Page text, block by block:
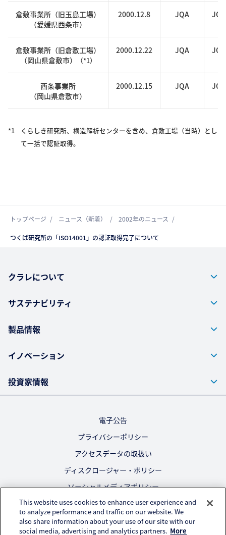
倉敷事業所（旧玉島工場）
（愛媛県西条市）
2000.12.8 JQA
倉敷事業所（旧倉敷工場）
（岡山県倉敷市）
（*1）
2000.12.22 JQA
西条事業所
（岡山県倉敷市）
2000.12.15 JQA
*1
くらしき研究所、構造解析センターを含め、倉敷工場（当時）とし
て一括で認証取得。
トップページ ニュース（新着） 2002年のニュース
つくば研究所の「ISO14001」の認証取得完了について
クラレについて
サステナビリティ
製品情報
イノベーション
投資家情報
電子公告
プライバシーポリシー
アクセスデータの取扱い
ディスクロージャー・ポリシー
ソーシャルメディアポリシー
ご利用にあたって
公式SNS
This website uses cookies to enhance user experience and
to analyze performance and traffic on our website. We
also share information about your use of our site with our
social media, advertising and analytics partners. More